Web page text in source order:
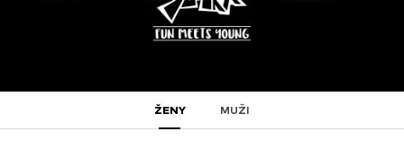
ŽENY MUŽI